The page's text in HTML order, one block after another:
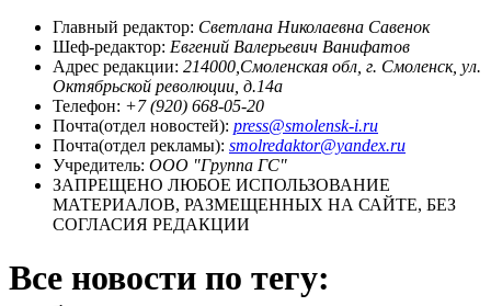
Главный редактор: Светлана Николаевна Савенок
Шеф-редактор: Евгений Валерьевич Ванифатов
Адрес редакции: 214000,Смоленская обл, г. Смоленск, ул.
Октябрьской революции, д.14а
Телефон: +7 (920) 668-05-20
Почта(отдел новостей): press@smolensk-i.ru
Почта(отдел рекламы): smolredaktor@yandex.ru
Учредитель: ООО "Группа ГС"
ЗАПРЕЩЕНО ЛЮБОЕ ИСПОЛЬЗОВАНИЕ
МАТЕРИАЛОВ, РАЗМЕЩЕННЫХ НА САЙТЕ, БЕЗ
СОГЛАСИЯ РЕДАКЦИИ
Все новости по тегу: